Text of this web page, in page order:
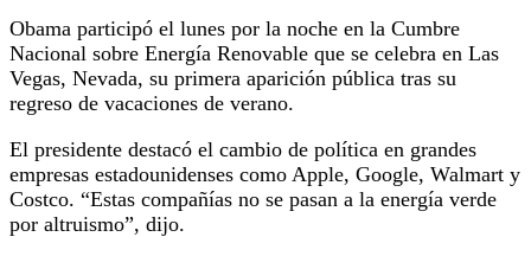
Obama participó el lunes por la noche en la Cumbre
Nacional sobre Energía Renovable que se celebra en Las
Vegas, Nevada, su primera aparición pública tras su
regreso de vacaciones de verano.
El presidente destacó el cambio de política en grandes
empresas estadounidenses como Apple, Google, Walmart y
Costco. “Estas compañías no se pasan a la energía verde
por altruismo”, dijo.